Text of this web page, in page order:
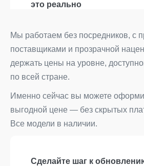
это реально
Мы работаем без посредников, с
поставщиками и прозрачной
держать цены на уровне,
по всей стране.
Именно сейчас вы можете
выгодной цене — без скрытых
Все модели в наличии.
Сделайте шаг к